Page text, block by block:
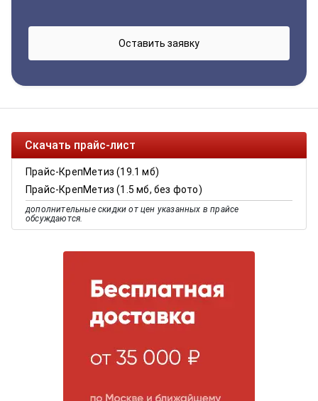
Скачать прайс-лист
Прайс-КрепМетиз (19.1 мб)
Прайс-КрепМетиз (1.5 мб, без фото)
дополнительные скидки от цен указанных в прайсе
обсуждаются.